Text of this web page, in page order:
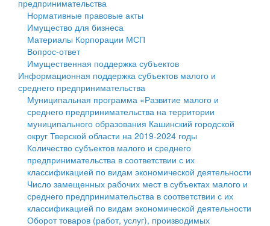
Государственные услуги
Промышленность и АПК
Экономика и бизнес
...
Символика
Устав
Гостям округа
Туризм
Культура
Образование
Здравоохранение
Социальная защита
Фотоальбом
муниципального округа Тверской области
Администрация Кашинского муниципального округа
Тверской области
Управление сельскими территориями
Открытые данные
Работа с обращениями граждан
Муниципальный контроль
Муниципальные услуги
Проекты административных регламентов
Финансовое управление
Бюджет для граждан
Имущество
Выявление правообладателей ранее учтенных
объектов недвижимости
Имущественная поддержка субъектов малого и
среднего предпринимательства
Информационная поддержка субъектов малого и
среднего предпринимательства
предпринимательства
Нормативные правовые акты
Имущество для бизнеса
Материалы Корпорации МСП
Вопрос-ответ
Имущественная поддержка субъектов
Информационная поддержка субъектов малого и
среднего предпринимательства
Муниципальная программа «Развитие малого и
среднего предпринимательства на территории
муниципального образования Кашинский городской
округ Тверской области на 2019-2024 годы
Количество субъектов малого и среднего
предпринимательства в соответствии с их
классификацией по видам экономической деятельности
Число замещенных рабочих мест в субъектах малого и
среднего предпринимательства в соответствии с их
классификацией по видам экономической деятельности
Оборот товаров (работ, услуг), производимых